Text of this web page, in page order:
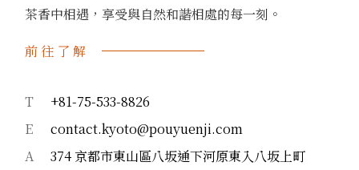
茶香中相遇，享受與自然和諧相處的每一刻。
前往了解
T
+81-75-533-8826
E
contact.kyoto@pouyuenji.com
A
374 京都市東山區八坂通下河原東入八坂上町